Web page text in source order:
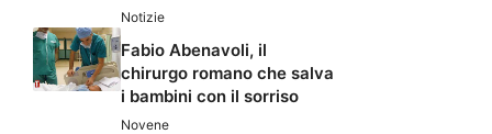
Notizie
Fabio Abenavoli, il
chirurgo romano che salva
i bambini con il sorriso
Novene